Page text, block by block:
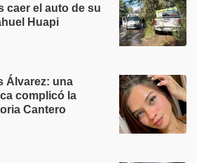
caer el auto de su
Huapi
Álvarez: una
complicó la
Cantero